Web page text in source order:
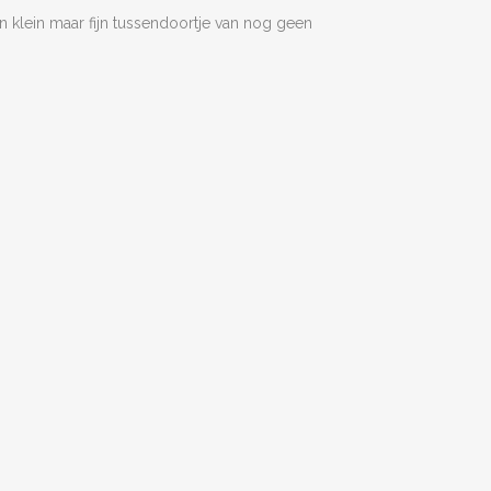
klein maar fijn tussendoortje van nog geen